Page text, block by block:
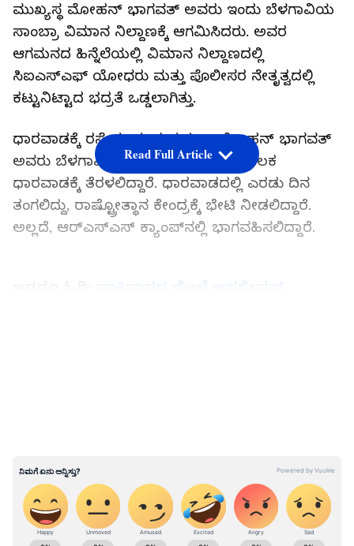
ಮುಖ್ಯಸ್ಥ ಮೋಹನ್ ಭಾಗವತ್ ಅವರು ಇಂದು ಬೆಳಗಾವಿಯ
ಸಾಂಬ್ರಾ ವಿಮಾನ ನಿಲ್ದಾಣಕ್ಕೆ ಆಗಮಿಸಿದರು. ಅವರ
ಆಗಮನದ ಹಿನ್ನೆಲೆಯಲ್ಲಿ ವಿಮಾನ ನಿಲ್ದಾಣದಲ್ಲಿ
ಸಿಐಎಸ್‌ಎಫ್ ಯೋಧರು ಮತ್ತು ಪೊಲೀಸರ ನೇತೃತ್ವದಲ್ಲಿ
ಕಟ್ಟುನಿಟ್ಟಾದ ಭದ್ರತೆ ಒಡ್ಡಲಾಗಿತ್ತು.
ಧಾರವಾಡಕ್ಕೆ ರಸ್ತೆ ಮಾರ್ಗದ ಪಯಣ: ಮೋಹನ್ ಭಾಗವತ್
ಅವರು ಬೆಳಗಾವಿಯಿಂದ ರಸ್ತೆ ಮಾರ್ಗದ ಮೂಲಕ
ಧಾರವಾಡಕ್ಕೆ ತೆರಳಲಿದ್ದಾರೆ. ಧಾರವಾಡದಲ್ಲಿ ಎರಡು ದಿನ
ತಂಗಲಿದ್ದು, ರಾಷ್ಟ್ರೋತ್ಥಾನ ಕೇಂದ್ರಕ್ಕೆ ಭೇಟಿ ನೀಡಲಿದ್ದಾರೆ.
ಅಲ್ಲದೆ, ಆರ್‌ಎಸ್‌ಎಸ್ ಕ್ಯಾಂಪ್‌ನಲ್ಲಿ ಭಾಗವಹಿಸಲಿದ್ದಾರೆ.
Read Full Article
ABOUT THE AUTHOR